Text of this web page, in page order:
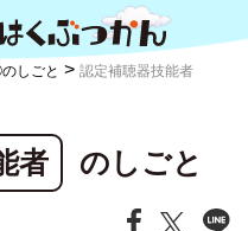
しごと > 認定補聴器技能者
者 のしごと